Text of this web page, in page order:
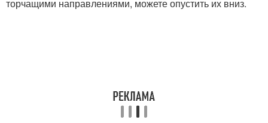
торчащими направлениями, можете опустить их вниз.